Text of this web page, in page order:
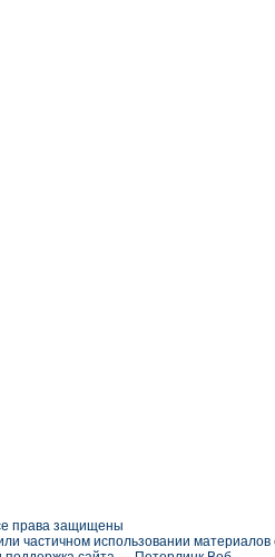
права защищены
частичном использовании